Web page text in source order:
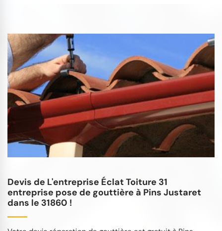
Devis de L'entreprise Éclat Toiture 31
entreprise pose de gouttière à Pins Justaret
dans le 31860 !